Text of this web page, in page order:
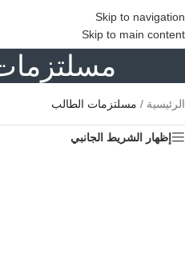
Skip to navigation
Skip to main content
الرئيسية / مسلتزمات الطالب
إظهار الشريط الجانبي